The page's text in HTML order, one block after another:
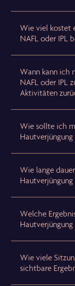
Wie viel kostet
NAFL oder IPL
Wann kann ich
NAFL oder IPL
Aktivitäten
Wie sollte ich
Wie lange
Welche
Wie viele
sichtbare